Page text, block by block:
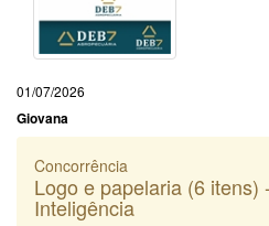
01/07/2026
Giovana
Concorrência
Logo e papelaria (6 itens)
Inteligência